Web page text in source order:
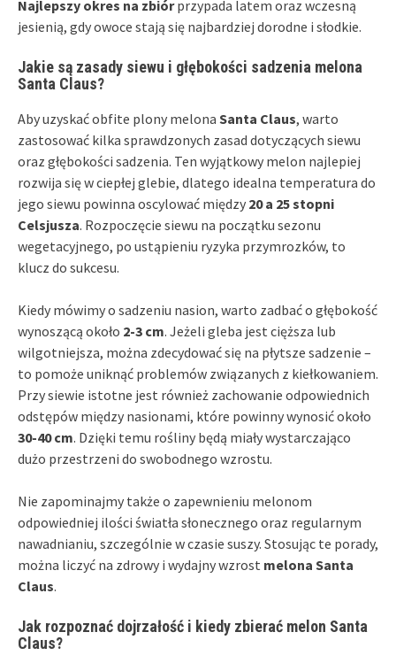
Najlepszy okres na zbiórprzypada latem oraz wczesną
jesienią, gdy owoce stają się najbardziej dorodne i słodkie.
Jakie są zasady siewu i głębokości sadzenia melona
Santa Claus?
Aby uzyskać obfite plony melona Santa Claus, warto
zastosować kilka sprawdzonych zasad dotyczących siewu
oraz głębokości sadzenia. Ten wyjątkowy melon najlepiej
rozwija się w ciepłej glebie, dlatego idealna temperatura do
jego siewu powinna oscylować między 20 a 25 stopni
Celsjusza. Rozpoczęcie siewu na początku sezonu
wegetacyjnego, po ustąpieniu ryzyka przymrozków, to
klucz do sukcesu.
Kiedy mówimy o sadzeniu nasion, warto zadbać o głębokość
wynoszącą około 2-3 cm. Jeżeli gleba jest cięższa lub
wilgotniejsza, można zdecydować się na płytsze sadzenie –
to pomoże uniknąć problemów związanych z kiełkowaniem.
Przy siewie istotne jest również zachowanie odpowiednich
odstępów między nasionami, które powinny wynosić około
30-40 cm. Dzięki temu rośliny będą miały wystarczająco
dużo przestrzeni do swobodnego wzrostu.
Nie zapominajmy także o zapewnieniu melonom
odpowiedniej ilości światła słonecznego oraz regularnym
nawadnianiu, szczególnie w czasie suszy. Stosując te porady,
można liczyć na zdrowy i wydajny wzrost melona Santa
Claus.
Jak rozpoznać dojrzałość i kiedy zbierać melon Santa
Claus?